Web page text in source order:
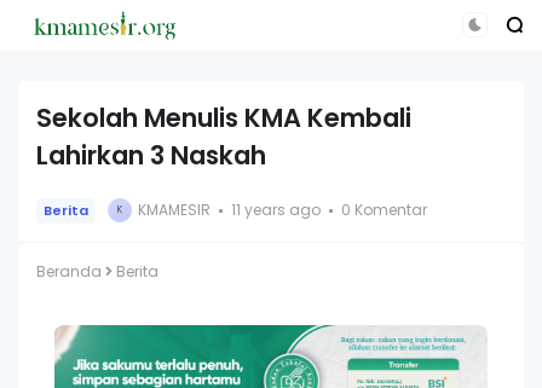
Sekolah Menulis KMA Kembali
Lahirkan 3 Naskah
Berita K KMAMESIR 11 years ago 0 Komentar
Beranda Berita